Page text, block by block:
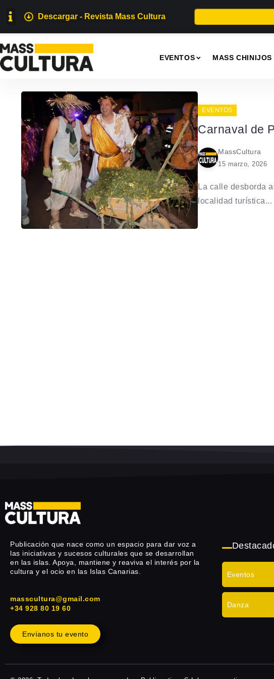
Descargar - Revista Mass Cultura
EVENTOS MASS CHINIJOS
EVENTOS
Carnaval de
MassCultura
15 marzo, 2026
La calle desborda
localidad turística...
Publicación que nace como un espacio para dar voz a
las iniciativas y sucesos culturales que se desarrollan
en las islas. Apoya, mantiene y reaviva el interés por la
cultura y el ocio en las Islas Canarias.
masscultura@gmail.com
+34 928 80 19 60
Envíanos tu evento
Eventos
Danza